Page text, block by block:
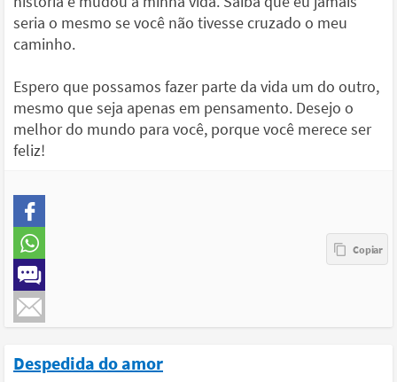
seria o mesmo se você não tivesse cruzado o meu
caminho.
Espero que possamos fazer parte da vida um do outro,
mesmo que seja apenas em pensamento. Desejo o
melhor do mundo para você, porque você merece ser
feliz!
Despedida do amor